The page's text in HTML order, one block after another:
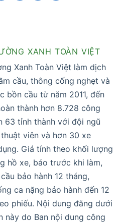
XANH TOÀN VIỆT
Xanh Toàn Việt làm dịch
cầu, thông cống nghẹt và
bồn cầu từ năm 2011, đến
thành hơn 8.728 công
63 tỉnh thành với đội ngũ
viên và hơn 30 xe
Giá tính theo khối lượng
hồ xe, báo trước khi làm,
bảo hành 12 tháng,
ca nặng bảo hành đến 12
phiếu. Nội dung đăng dưới
này do Ban nội dung công